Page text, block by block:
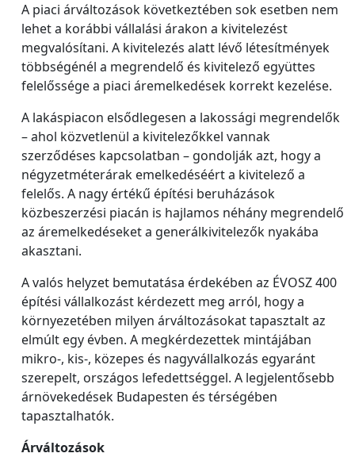
A piaci árváltozások következtében sok esetben nem
lehet a korábbi vállalási árakon a kivitelezést
megvalósítani. A kivitelezés alatt lévő létesítmények
többségénél a megrendelő és kivitelező együttes
felelőssége a piaci áremelkedések korrekt kezelése.
A lakáspiacon elsődlegesen a lakossági megrendelők
– ahol közvetlenül a kivitelezőkkel vannak
szerződéses kapcsolatban – gondolják azt, hogy a
négyzetméterárak emelkedéséért a kivitelező a
felelős. A nagy értékű építési beruházások
közbeszerzési piacán is hajlamos néhány megrendelő
az áremelkedéseket a generálkivitelezők nyakába
akasztani.
A valós helyzet bemutatása érdekében az ÉVOSZ 400
építési vállalkozást kérdezett meg arról, hogy a
környezetében milyen árváltozásokat tapasztalt az
elmúlt egy évben. A megkérdezettek mintájában
mikro-, kis-, közepes és nagyvállalkozás egyaránt
szerepelt, országos lefedettséggel. A legjelentősebb
árnövekedések Budapesten és térségében
tapasztalhatók.
Árváltozások